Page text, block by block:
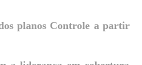
planos Controle a partir